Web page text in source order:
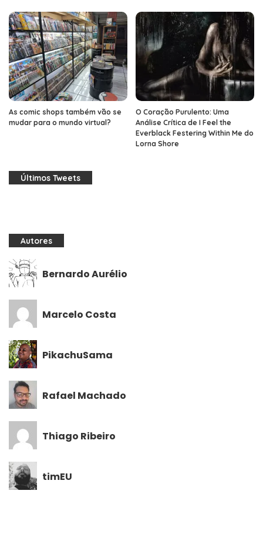
As comic shops também vão se
mudar para o mundo virtual?
O Coração Purulento: Uma
Análise Crítica de I Feel the
Everblack Festering Within Me do
Lorna Shore
Últimos Tweets
Autores
Bernardo Aurélio
Marcelo Costa
PikachuSama
Rafael Machado
Thiago Ribeiro
timEU